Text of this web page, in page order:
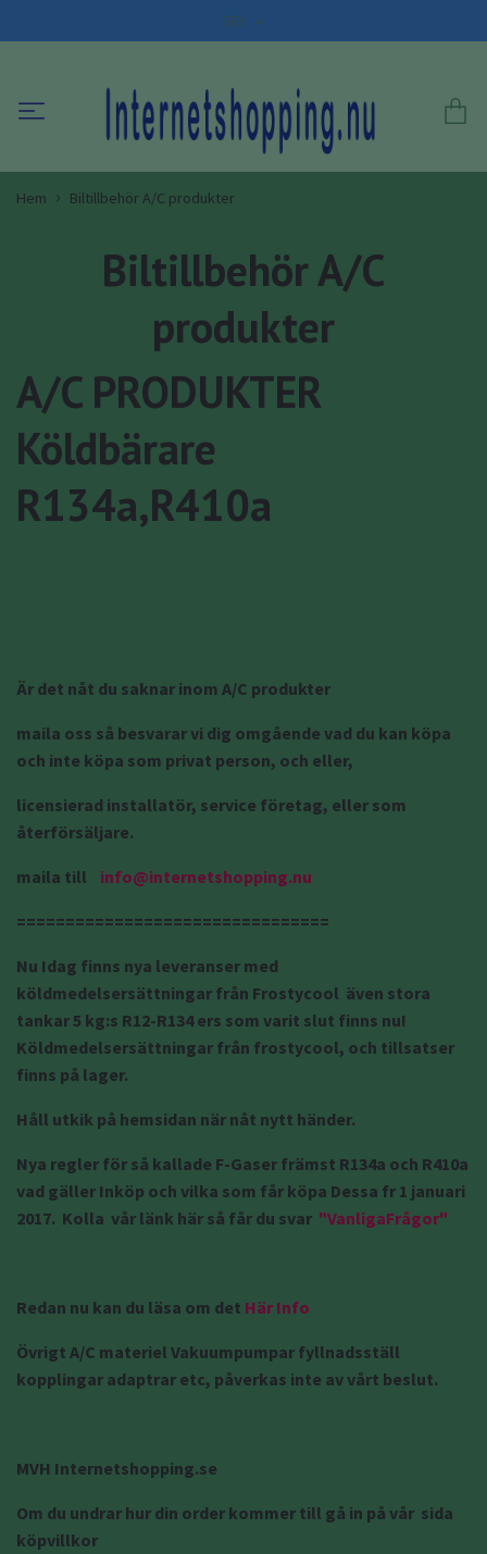
SEK
Hem Biltillbehör A/C produkter
Biltillbehör A/C
produkter
A/C PRODUKTER
Köldbärare
R134a,R410a
Är det nåt du saknar inom A/C produkter
maila oss så besvarar vi dig omgående vad du kan köpa
och inte köpa som privat person, och eller,
licensierad installatör, service företag, eller som
återförsäljare.
maila till info@internetshopping.nu
================================
Nu Idag finns nya leveranser med
köldmedelsersättningar från Frostycool även stora
tankar 5 kg:s R12-R134 ers som varit slut finns nu!
Köldmedelsersättningar från frostycool, och tillsatser
finns på lager.
Håll utkik på hemsidan när nåt nytt händer.
Nya regler för så kallade F-Gaser främst R134a och R410a
vad gäller Inköp och vilka som får köpa Dessa fr 1 januari
2017. Kolla vår länk här så får du svar "VanligaFrågor"
Redan nu kan du läsa om det Här Info
Övrigt A/C materiel Vakuumpumpar fyllnadsställ
kopplingar adaptrar etc, påverkas inte av vårt beslut.
MVH Internetshopping.se
Om du undrar hur din order kommer till gå in på vår sida
köpvillkor